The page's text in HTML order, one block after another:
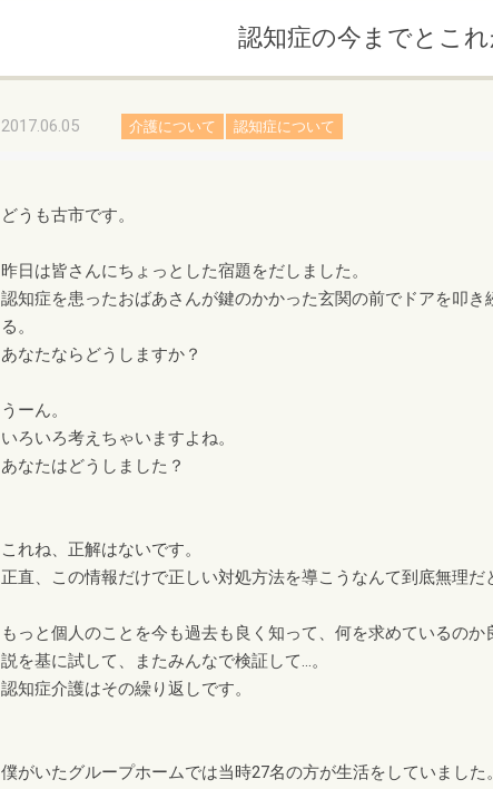
認知症の今までとこ
2017.06.05 介護について 認知症について
どうも古市です。
昨日は皆さんにちょっとした宿題をだしました。
認知症を患ったおばあさんが鍵のかかった玄関の前でドアを叩
る。
あなたならどうしますか？
うーん。
いろいろ考えちゃいますよね。
あなたはどうしました？
これね、正解はないです。
正直、この情報だけで正しい対処方法を導こうなんて到底無理だ
もっと個人のことを今も過去も良く知って、何を求めているの
説を基に試して、またみんなで検証して…。
認知症介護はその繰り返しです。
僕がいたグループホームでは当時27名の方が生活をしていました